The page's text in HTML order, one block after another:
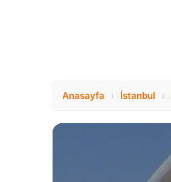
Anasayfa › İstanbul ›